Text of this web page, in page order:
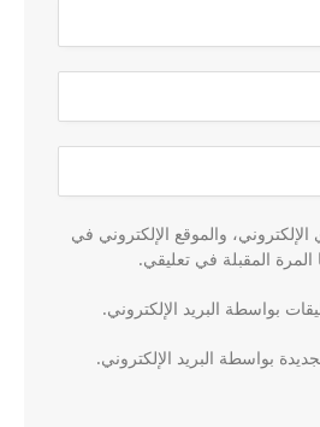
والموقع الإلكتروني في
المرة المقبلة في تعليقي.
بواسطة البريد الإلكتروني.
بواسطة البريد الإلكتروني.